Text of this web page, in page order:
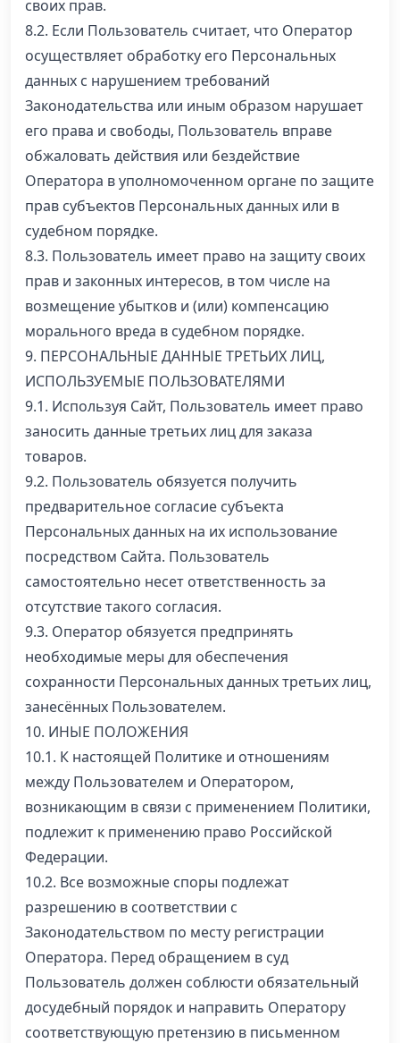
своих прав.
8.2. Если Пользователь считает, что Оператор
осуществляет обработку его Персональных
данных с нарушением требований
Законодательства или иным образом нарушает
его права и свободы, Пользователь вправе
обжаловать действия или бездействие
Оператора в уполномоченном органе по защите
прав субъектов Персональных данных или в
судебном порядке.
8.3. Пользователь имеет право на защиту своих
прав и законных интересов, в том числе на
возмещение убытков и (или) компенсацию
морального вреда в судебном порядке.
9. ПЕРСОНАЛЬНЫЕ ДАННЫЕ ТРЕТЬИХ ЛИЦ,
ИСПОЛЬЗУЕМЫЕ ПОЛЬЗОВАТЕЛЯМИ
9.1. Используя Сайт, Пользователь имеет право
заносить данные третьих лиц для заказа
товаров.
9.2. Пользователь обязуется получить
предварительное согласие субъекта
Персональных данных на их использование
посредством Сайта. Пользователь
самостоятельно несет ответственность за
отсутствие такого согласия.
9.3. Оператор обязуется предпринять
необходимые меры для обеспечения
сохранности Персональных данных третьих лиц,
занесённых Пользователем.
10. ИНЫЕ ПОЛОЖЕНИЯ
10.1. К настоящей Политике и отношениям
между Пользователем и Оператором,
возникающим в связи с применением Политики,
подлежит к применению право Российской
Федерации.
10.2. Все возможные споры подлежат
разрешению в соответствии с
Законодательством по месту регистрации
Оператора. Перед обращением в суд
Пользователь должен соблюсти обязательный
досудебный порядок и направить Оператору
соответствующую претензию в письменном